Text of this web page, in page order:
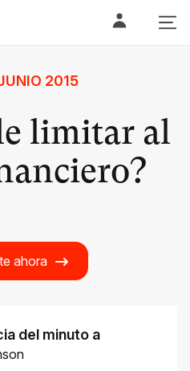
2015
limitar al
ahora
del minuto a